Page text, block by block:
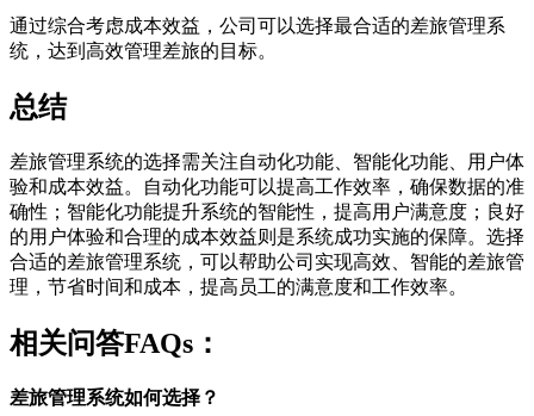
通过综合考虑成本效益，公司可以选择最合适的差旅管理系
统，达到高效管理差旅的目标。
总结
差旅管理系统的选择需关注自动化功能、智能化功能、用户体
验和成本效益。自动化功能可以提高工作效率，确保数据的准
确性；智能化功能提升系统的智能性，提高用户满意度；良好
的用户体验和合理的成本效益则是系统成功实施的保障。选择
合适的差旅管理系统，可以帮助公司实现高效、智能的差旅管
理，节省时间和成本，提高员工的满意度和工作效率。
相关问答FAQs：
差旅管理系统如何选择？